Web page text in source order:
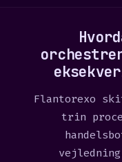
Flantorexo
trin